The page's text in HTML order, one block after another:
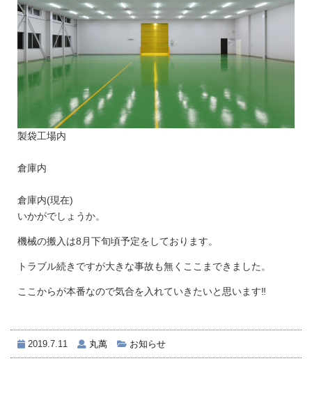
製袋工場内
倉庫内
倉庫内(現在)
いかがでしょうか。
機械の搬入は8月下旬頃予定をしております。
トラブル続きですが大きな事故も無くここまできました。
ここからが本番なので気合を入れていきたいと思います‼
2019.7.11 丸萬 お知らせ